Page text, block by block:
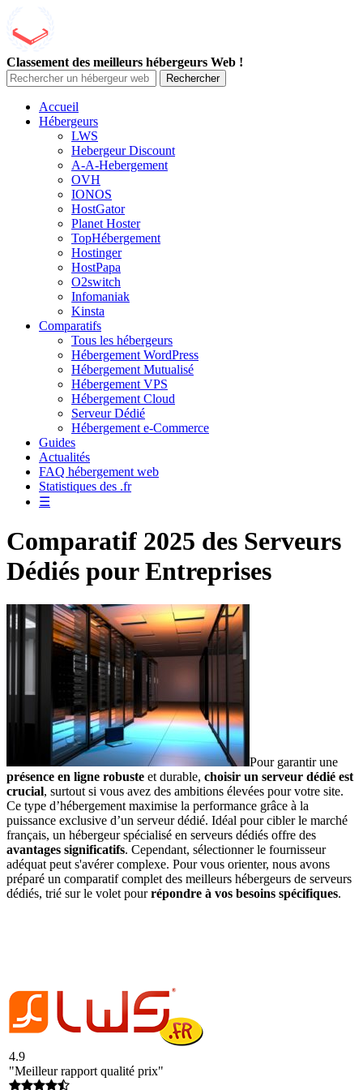
Classement des meilleurs hébergeurs Web !
Rechercher
Accueil
Hébergeurs
LWS
Hebergeur Discount
A-A-Hebergement
OVH
IONOS
HostGator
Planet Hoster
TopHébergement
Hostinger
HostPapa
O2switch
Infomaniak
Kinsta
Comparatifs
Tous les hébergeurs
Hébergement WordPress
Hébergement Mutualisé
Hébergement VPS
Hébergement Cloud
Serveur Dédié
Hébergement e-Commerce
Guides
Actualités
FAQ hébergement web
Statistiques des .fr
☰
Comparatif 2025 des Serveurs
Dédiés pour Entreprises
Pour garantir une
présence en ligne robuste et durable, choisir un serveur dédié est
crucial, surtout si vous avez des ambitions élevées pour votre site.
Ce type d’hébergement maximise la performance grâce à la
puissance exclusive d’un serveur dédié. Idéal pour cibler le marché
français, un hébergeur spécialisé en serveurs dédiés offre des
avantages significatifs. Cependant, sélectionner le fournisseur
adéquat peut s'avérer complexe. Pour vous orienter, nous avons
préparé un comparatif complet des meilleurs hébergeurs de serveurs
dédiés, trié sur le volet pourrépondre à vos besoins spécifiques.
4.9
"Meilleur rapport qualité prix"